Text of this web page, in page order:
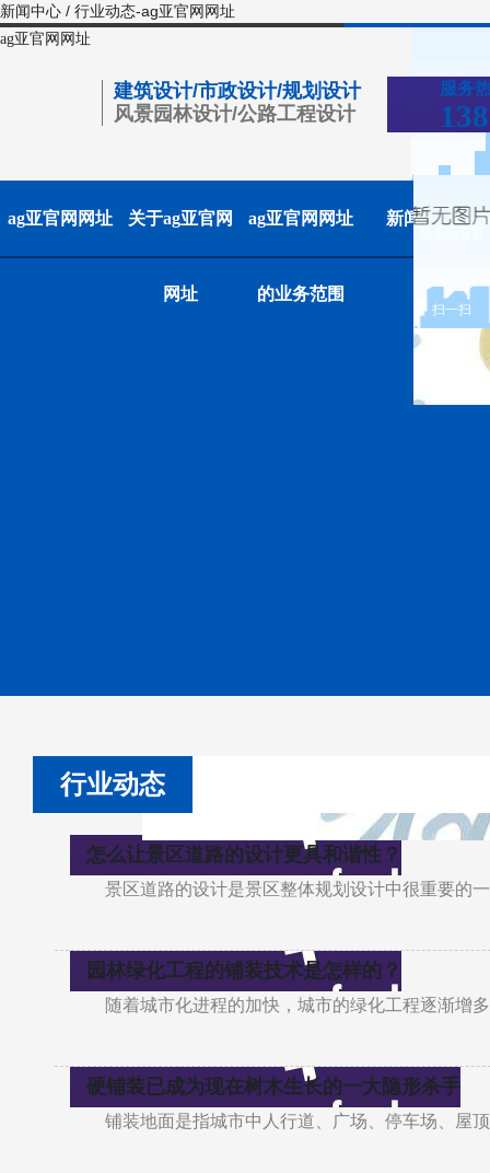
新闻中心 / 行业动态-ag亚官网网址
ag亚官网网址
建筑设计/市政设计/规划设计
风景园林设计/公路工程设计
服务
ag亚官网网址 关于ag亚官网
网址
ag亚官网网址
的业务范围
新闻中心
行业动态
怎么让景区道路的设计更具和谐性？
景区道路的设计是景区整体规划设计中很重要的
园林绿化工程的铺装技术是怎样的？
随着城市化进程的加快，城市的绿化工程逐渐增
硬铺装已成为现在树木生长的一大隐形杀手
铺装地面是指城市中人行道、广场、停车场、屋
扫一扫